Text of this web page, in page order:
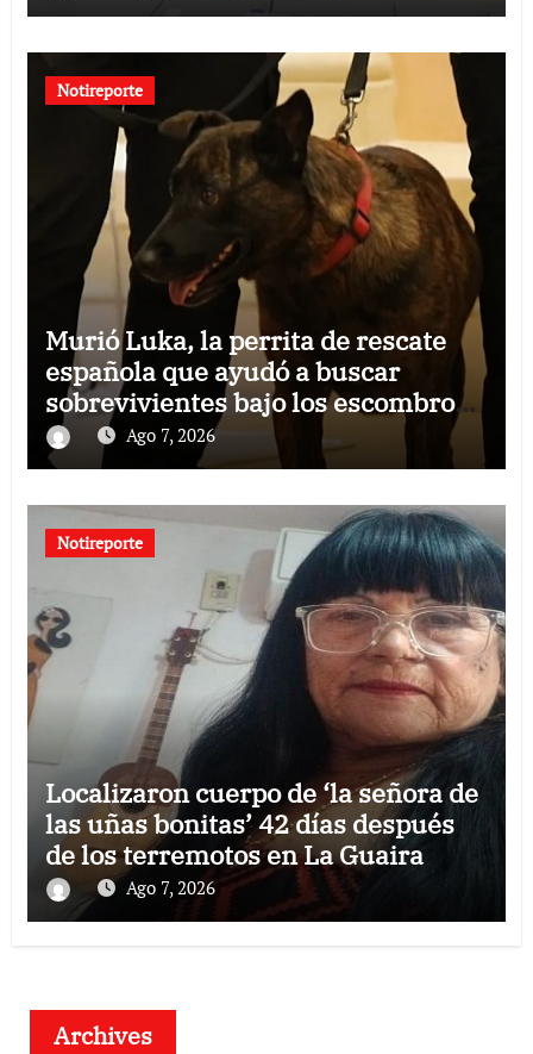
Notireporte
Murió Luka, la perrita de rescate
española que ayudó a buscar
sobrevivientes bajo los escombros
tras los terremotos
Ago 7, 2026
Notireporte
Localizaron cuerpo de ‘la señora de
las uñas bonitas’ 42 días después
de los terremotos en La Guaira
Ago 7, 2026
Archives